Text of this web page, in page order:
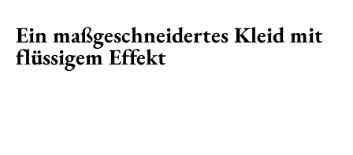
Ein maßgeschneidertes Kleid mit
flüssigem Effekt